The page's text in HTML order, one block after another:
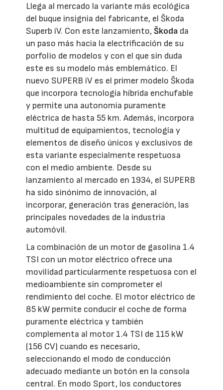
Llega al mercado la variante más ecológica
del buque insignia del fabricante, el Škoda
Superb iV. Con este lanzamiento,Škoda da
un paso más hacia la electrificación de su
porfolio de modelos y con el que sin duda
este es su modelo más emblemático. El
nuevo SUPERB iV es el primer modelo Škoda
que incorpora tecnología híbrida enchufable
y permite una autonomía puramente
eléctrica de hasta 55 km. Además, incorpora
multitud de equipamientos, tecnología y
elementos de diseño únicos y exclusivos de
esta variante especialmente respetuosa
con el medio ambiente. Desde su
lanzamiento al mercado en 1934, el SUPERB
ha sido sinónimo de innovación, al
incorporar, generación tras generación, las
principales novedades de la industria
automóvil.
La combinación de un motor de gasolina 1.4
TSI con un motor eléctrico ofrece una
movilidad particularmente respetuosa con el
medioambiente sin comprometer el
rendimiento del coche. El motor eléctrico de
85 kW permite conducir el coche de forma
puramente eléctrica y también
complementa al motor 1.4 TSI de 115 kW
(156 CV) cuando es necesario,
seleccionando el modo de conducción
adecuado mediante un botón en la consola
central. En modo Sport, los conductores